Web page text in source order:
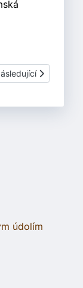
článek:
údolím